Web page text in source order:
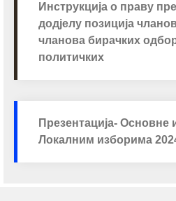
Инструкцијa о праву
додјелу позиција
чланова бирачких
политичких
Презентација- Основне
Локалним изборима